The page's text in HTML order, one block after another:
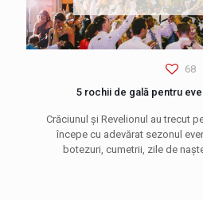
68
5 rochii de gală pentru
Crăciunul și Revelionul au trecut
începe cu adevărat sezonul
botezuri, cumetrii, zile de